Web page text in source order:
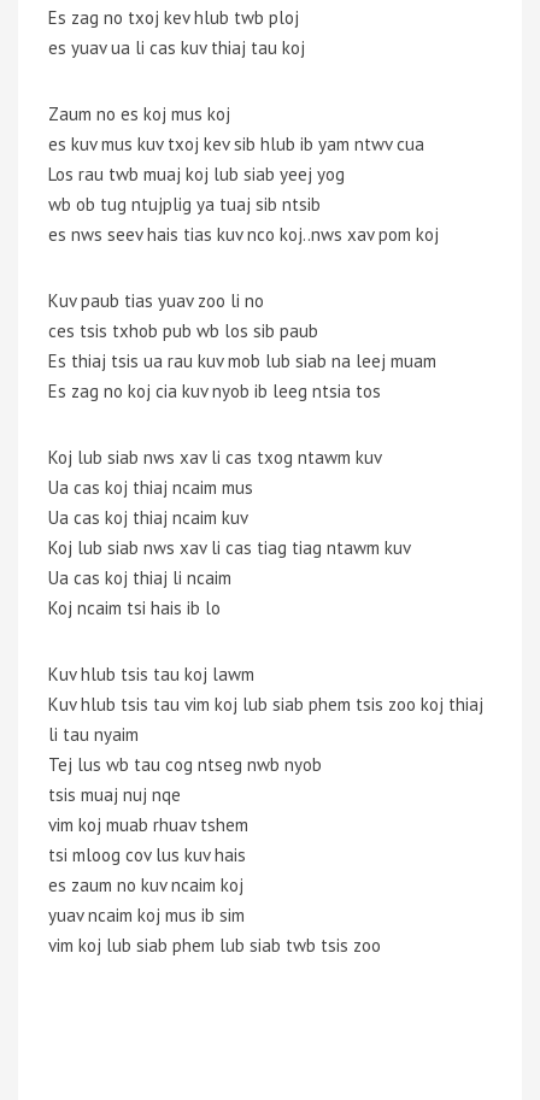
Es zag no txoj kev hlub twb ploj
es yuav ua li cas kuv thiaj tau koj
Zaum no es koj mus koj
es kuv mus kuv txoj kev sib hlub ib yam ntwv cua
Los rau twb muaj koj lub siab yeej yog
wb ob tug ntujplig ya tuaj sib ntsib
es nws seev hais tias kuv nco koj..nws xav pom koj
Kuv paub tias yuav zoo li no
ces tsis txhob pub wb los sib paub
Es thiaj tsis ua rau kuv mob lub siab na leej muam
Es zag no koj cia kuv nyob ib leeg ntsia tos
Koj lub siab nws xav li cas txog ntawm kuv
Ua cas koj thiaj ncaim mus
Ua cas koj thiaj ncaim kuv
Koj lub siab nws xav li cas tiag tiag ntawm kuv
Ua cas koj thiaj li ncaim
Koj ncaim tsi hais ib lo
Kuv hlub tsis tau koj lawm
Kuv hlub tsis tau vim koj lub siab phem tsis zoo koj thiaj
li tau nyaim
Tej lus wb tau cog ntseg nwb nyob
tsis muaj nuj nqe
vim koj muab rhuav tshem
tsi mloog cov lus kuv hais
es zaum no kuv ncaim koj
yuav ncaim koj mus ib sim
vim koj lub siab phem lub siab twb tsis zoo